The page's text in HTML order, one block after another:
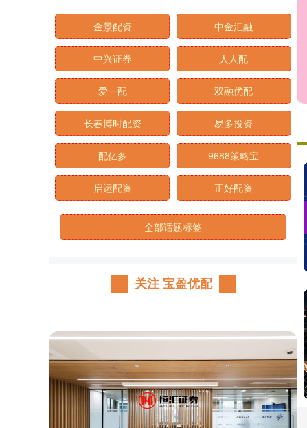
金景配资 中金汇融
中兴证券 人人配
爱一配 双融优配
长春博时配资 易多投资
配亿多 9688策略宝
启运配资 正好配资
全部话题标签
关注 宝盈优配